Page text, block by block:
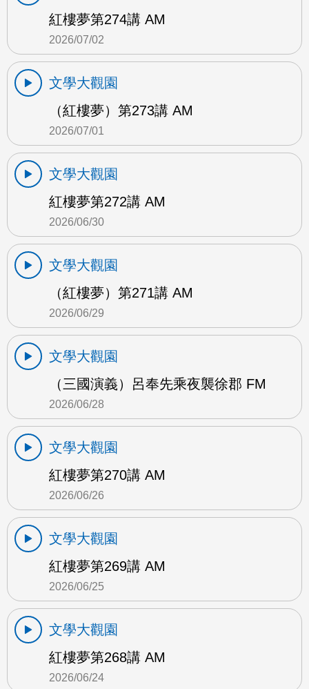
紅樓夢第274講 AM
2026/07/02
文學大觀園
（紅樓夢）第273講 AM
2026/07/01
文學大觀園
紅樓夢第272講 AM
2026/06/30
文學大觀園
（紅樓夢）第271講 AM
2026/06/29
文學大觀園
（三國演義）呂奉先乘夜襲徐郡 FM
2026/06/28
文學大觀園
紅樓夢第270講 AM
2026/06/26
文學大觀園
紅樓夢第269講 AM
2026/06/25
文學大觀園
紅樓夢第268講 AM
2026/06/24